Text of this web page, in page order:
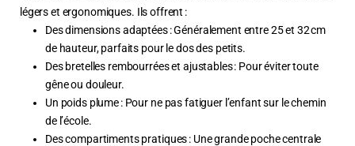
légers et ergonomiques. Ils offrent :
Des dimensions adaptées : Généralement entre 25 et 32 cm
de hauteur, parfaits pour le dos des petits.
Des bretelles rembourrées et ajustables : Pour éviter toute
gêne ou douleur.
Un poids plume : Pour ne pas fatiguer l’enfant sur le chemin
de l’école.
Des compartiments pratiques : Une grande poche centrale